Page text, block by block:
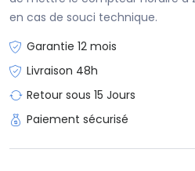
en cas de souci technique.
Garantie 12 mois
Livraison 48h
Retour sous 15 Jours
Paiement sécurisé